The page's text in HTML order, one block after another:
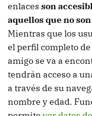
enlaces son
aquellos que no
Mientras que los
el perfil completo
amigo se va a
tendrán acceso a
a través de su
nombre y edad.